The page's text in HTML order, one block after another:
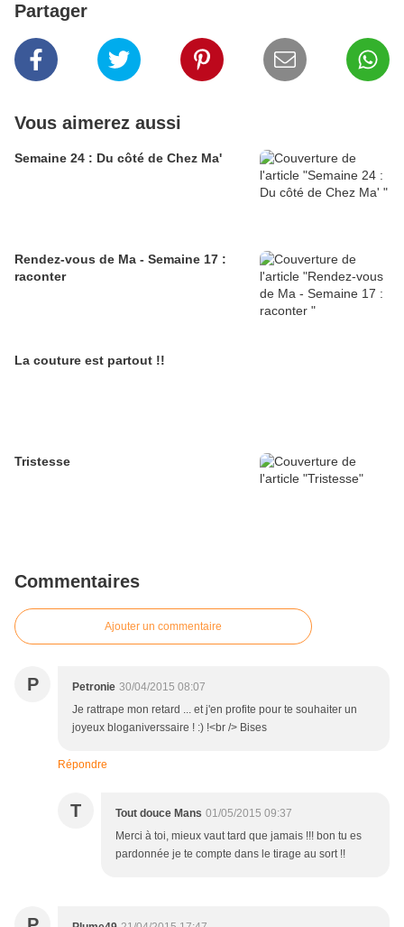
Partager
Vous aimerez aussi
Semaine 24 : Du côté de Chez Ma'
Rendez-vous de Ma - Semaine 17 :
raconter
La couture est partout !!
Tristesse
Commentaires
Ajouter un commentaire
P Petronie 30/04/2015 08:07
Je rattrape mon retard ... et j'en profite pour te souhaiter un
joyeux bloganiverssaire ! :) !<br /> Bises
Répondre
T Tout douce Mans 01/05/2015 09:37
Merci à toi, mieux vaut tard que jamais !!! bon tu es
pardonnée je te compte dans le tirage au sort !!